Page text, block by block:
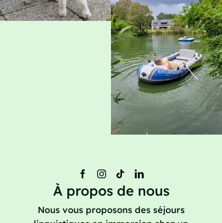
À propos de nous
Nous vous proposons des séjours